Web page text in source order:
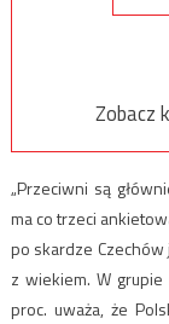
Zobacz
„Przeciwni są
ma co trzeci
po skardze
z wiekiem. W
proc. uważa, że